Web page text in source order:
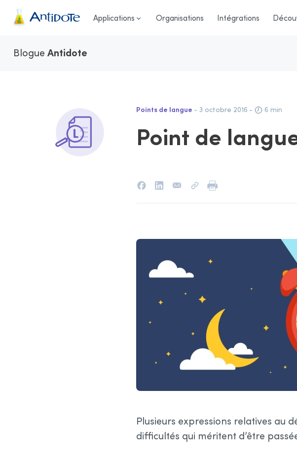
Antidote Applications Organisations Intégrations
Blogue Antidote
Points de langue - 3 octobre 2016 - 6 min
Point de
Plusieurs expressions relatives au
difficultés qui méritent d’être